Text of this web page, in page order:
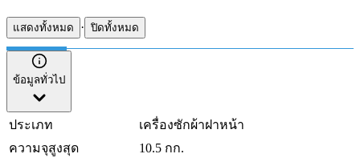
แสดงทั้งหมด · ปิดทั้งหมด
ข้อมูลทั่วไป
ประเภท
เครื่องซักผ้าฝาหน้า
ความจุสูงสุด
10.5 กก.